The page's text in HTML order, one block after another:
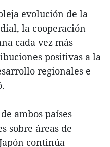
evolución de la
la cooperación
cada vez más
positivas a la
regionales e
ambos países
sobre áreas de
continúa